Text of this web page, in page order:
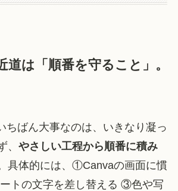
道は「順番を守ること」。
ちばん大事なのは、いきなり凝っ
、 やさしい工程から順番に積み
具体的には、①Canvaの画面に慣
トの文字を差し替える ③色や写